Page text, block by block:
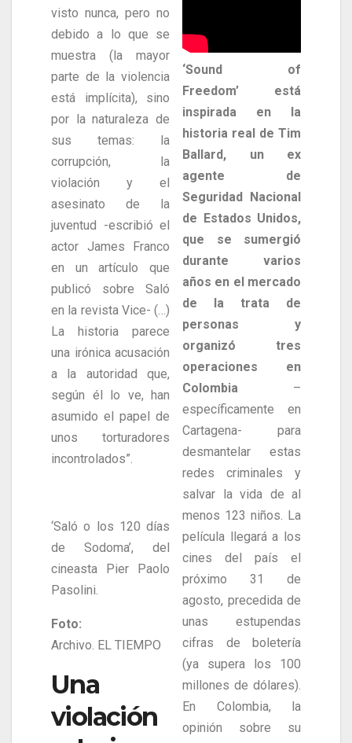
visto nunca, pero no
debido a lo que se
muestra (la mayor
parte de la violencia
está implícita), sino
por la naturaleza de
sus temas: la
corrupción, la
violación y el
asesinato de la
juventud -escribió el
actor James Franco
en un artículo que
publicó sobre Saló
en la revista Vice- (…)
La historia parece
una irónica acusación
a la autoridad que,
según él lo ve, han
asumido el papel de
unos torturadores
incontrolados”.
‘Saló o los 120 días
de Sodoma’, del
cineasta Pier Paolo
Pasolini.
Foto:
Archivo. EL TIEMPO
Una
violación
‘Sound of
Freedom’ está
inspirada en la
historia real de Tim
Ballard, un ex
agente de
Seguridad Nacional
de Estados Unidos,
que se sumergió
durante varios
años en el mercado
de la trata de
personas y
organizó tres
operaciones en
Colombia –
específicamente en
Cartagena- para
desmantelar estas
redes criminales y
salvar la vida de al
menos 123 niños. La
película llegará a los
cines del país el
próximo 31 de
agosto, precedida de
unas estupendas
cifras de boletería
(ya supera los 100
millones de dólares).
En Colombia, la
opinión sobre su